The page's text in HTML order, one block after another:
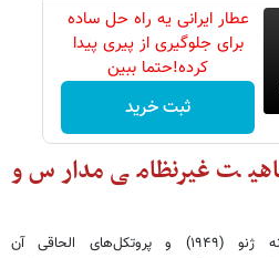
عطار ایرانی یه راه حل ساده
برای جلوگیری از پیری پیدا
کرده!حتما ببین
ثبت خرید
غیرنظامی مدارس و
بر اساس کنوانسیون‌های چهارگانه ژنو (۱۹۴۹) و پروتکل‌های الحاقی آن